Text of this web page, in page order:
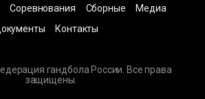
гандбола России. Все права
защищены.
Соревнования Сборные
Медиа
Контакты